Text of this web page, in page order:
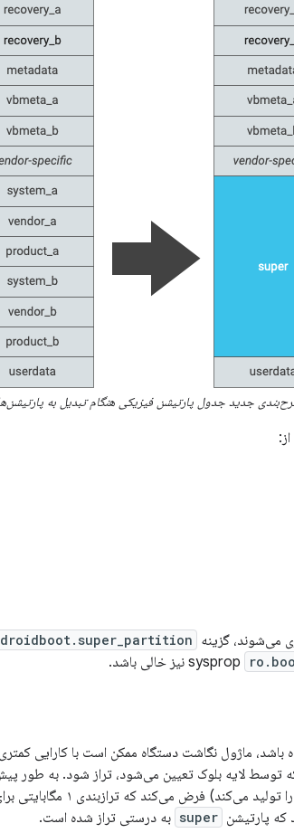
جدید جدول پارتیشن فیزیکی هنگام تبدیل به
نیز خالی باشد.
باشد، ماژول نگاشت دستگاه ممکن است با کارایی
توسط لایه بلوک تعیین می‌شود، تراز شود. به طور
را تولید می‌کند) فرض
که پارتیشن super به درستی تراز شده است.